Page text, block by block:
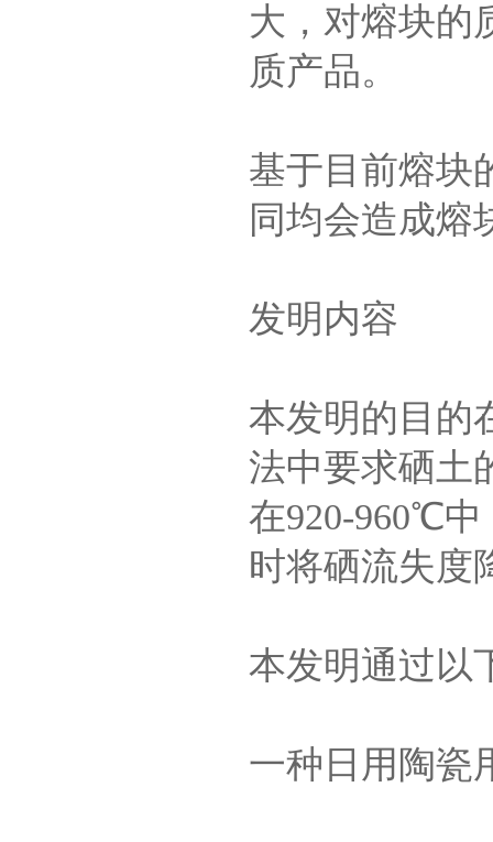
大，对熔块的
质产品。
基于目前熔块
同均会造成熔
发明内容
本发明的目的
法中要求硒土
在920-960℃
时将硒流失度
本发明通过以
一种日用陶瓷